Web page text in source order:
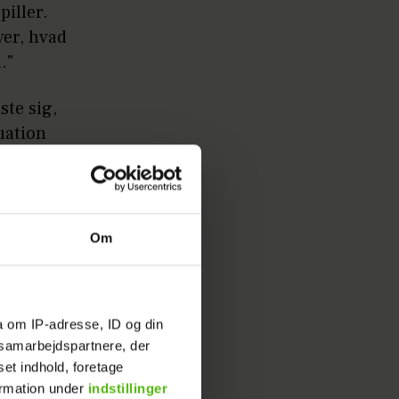
Om
om IP-adresse, ID og din
der
indhold, foretage
under indstillinger
hvad
sig,
til
blev.
var